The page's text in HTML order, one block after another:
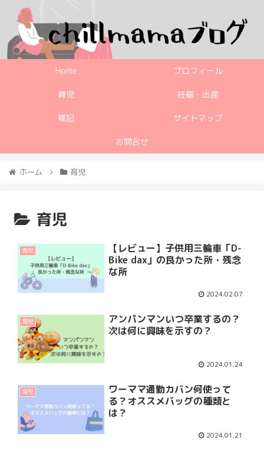
Home プロフィール
育児 妊娠・出産
雑記 サイトマップ
お問合せ
ホーム 育児
育児
育児
【レビュー】子供用三輪車「D-
Bike dax」の良かった所・残念
な所
2024.02.07
育児
アンパンマンいつ卒業するの？
次は何に興味を示すの？
2024.01.24
育児
ワーママ通勤カバン何使って
る？オススメバッグの種類と
は？
2024.01.21